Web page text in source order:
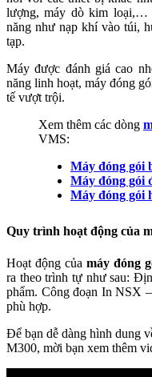
lượng, máy dò kim loại,…
năng như nạp khí vào túi,
tạp.
Máy được đánh giá cao
năng linh hoạt, máy đóng
tế vượt trội.
Xem thêm các dòng
VMS:
Máy đóng gói
Máy đóng gói
Máy đóng gói
Quy trình hoạt động của
Hoạt động củamáy đóng
ra theo trình tự như sau:
phẩm. Công đoạn In NSX
phù hợp.
Để bạn dễ dàng hình dung
M300, mời bạn xem thêm